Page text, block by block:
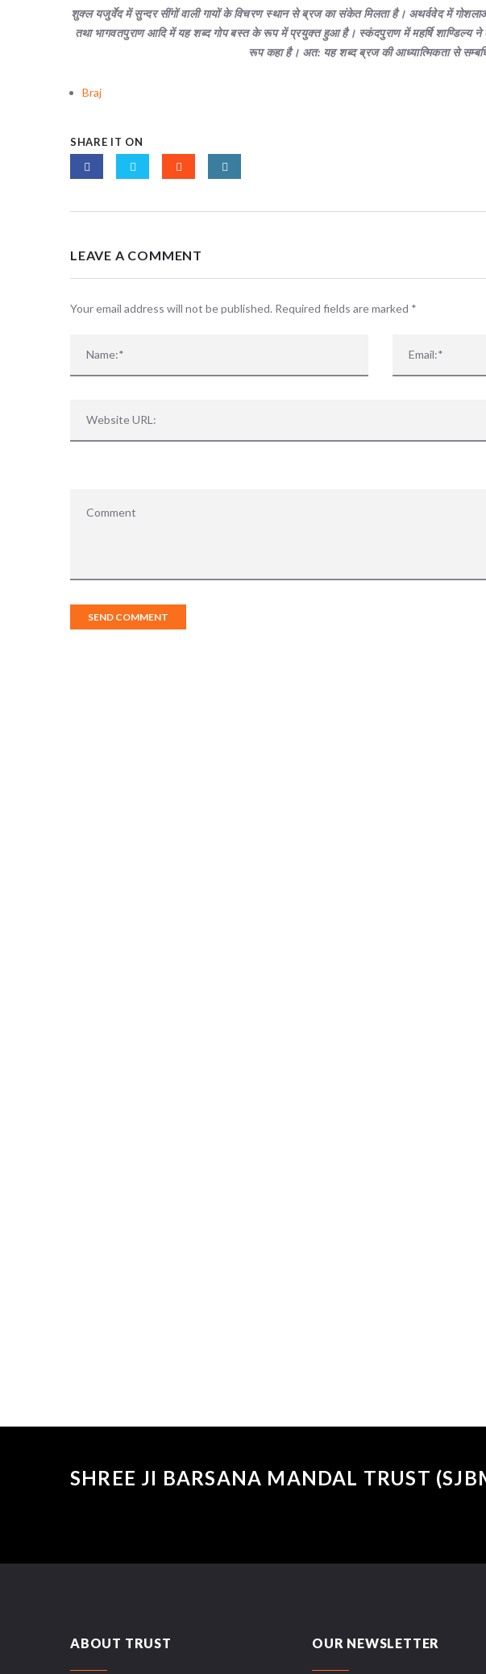
शुक्ल यजुर्वेद में सुन्दर सींगों वाली गायों के विचरण स्थान से ब्रज का संकेत मिलता है। अथर्ववेद में
तथा भागवतपुराण आदि में यह शब्द गोप बस्त के रूप में प्रयुक्त हुआ है। स्कंदपुराण में महर्षि शाण्डिल्य ने
रूप कहा है। अत: यह शब्द ब्रज की आध्यात्मिकता से
Braj
SHARE IT ON
LEAVE A COMMENT
Your email address will not be published. Required fields are marked *
SHREE JI BARSANA MANDAL TRUST
ABOUT TRUST OUR NEWSLETTER